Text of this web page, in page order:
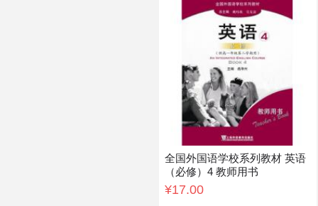
全国外国语学校系列教材 英语
（必修）4 教师用书
¥17.00